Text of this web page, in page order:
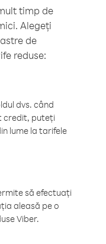
timp de
Alegeți
de
reduse:
dvs. când
credit, puteți
lume la tarifele
să efectuați
aleasă pe o
Viber.